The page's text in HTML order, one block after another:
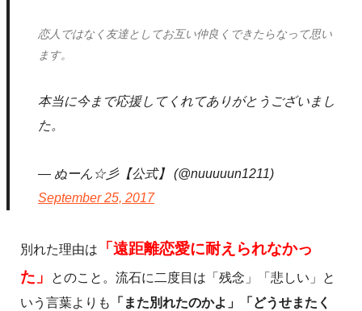
恋人ではなく友達としてお互い仲良くできたらなって思い
ます。
本当に今まで応援してくれてありがとうございまし
た。
— ぬーん☆彡【公式】 (@nuuuuun1211)
September 25, 2017
別れた理由は
「遠距離恋愛に耐えられなかっ
た」
とのこと。流石に二度目は「残念」「悲しい」と
いう言葉よりも
「また別れたのかよ」「どうせまたく